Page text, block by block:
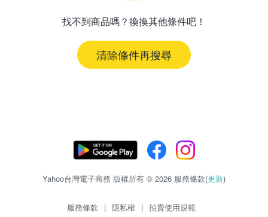
找不到商品嗎？換換其他條件吧！
清除條件再搜尋
Yahoo台灣電子商務 版權所有 © 2026 服務條款(更新)
服務條款 | 隱私權 | 拍賣使用規範